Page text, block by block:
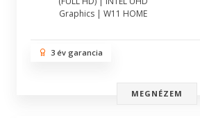
Graphics | W11 HOME
3 év garancia
MEGNÉZEM